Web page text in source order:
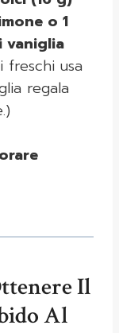
o 1
vaniglia
freschi usa
regala
Il
Al